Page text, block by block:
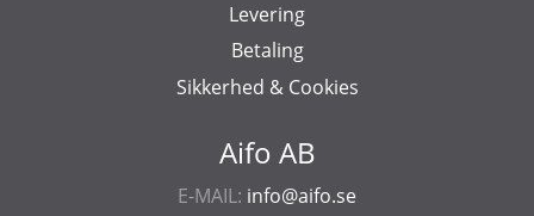
Aifo AB
E-MAIL: info@aifo.se
Levering
Betaling
Sikkerhed & Cookies